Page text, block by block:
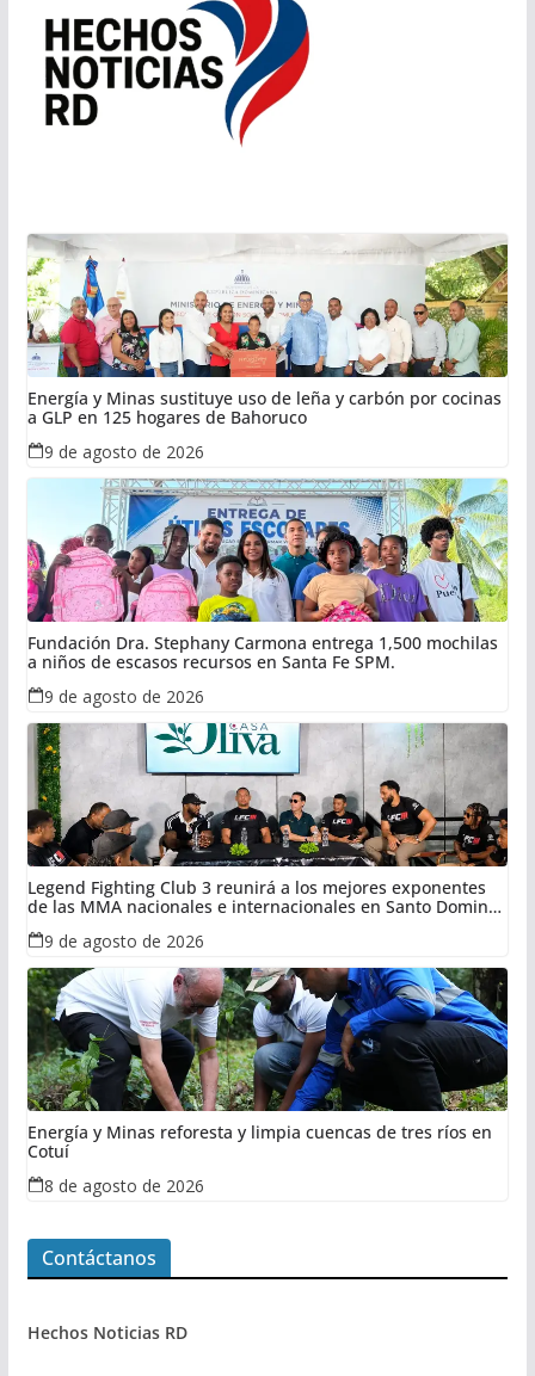
Energía y Minas sustituye uso de leña y carbón por cocinas
a GLP en 125 hogares de Bahoruco
9 de agosto de 2026
Fundación Dra. Stephany Carmona entrega 1,500 mochilas
a niños de escasos recursos en Santa Fe SPM.
9 de agosto de 2026
Legend Fighting Club 3 reunirá a los mejores exponentes
de las MMA nacionales e internacionales en Santo Domingo
Este
9 de agosto de 2026
Energía y Minas reforesta y limpia cuencas de tres ríos en
Cotuí
8 de agosto de 2026
Contáctanos
Hechos Noticias RD